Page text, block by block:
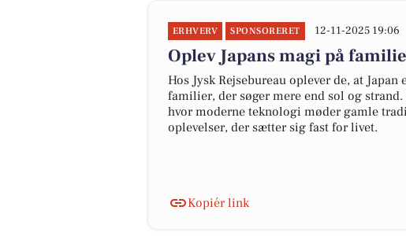
ERHVERV SPONSORERET 12-11-2025 19:06
Oplev Japans magi på
Hos Jysk Rejsebureau oplever de, at
familier, der søger mere end sol og
hvor moderne teknologi møder gamle
oplevelser, der sætter sig fast for livet.
Kopiér link